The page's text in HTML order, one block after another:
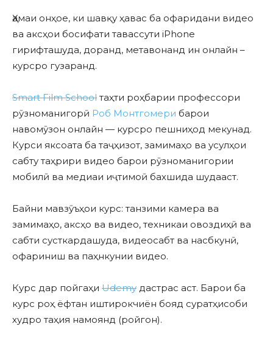
Ҳамаи онҳое, ки шавқу ҳавас ба офаридани видео
ва аксҳои босифати тавассути iPhone
гирифташуда, доранд, метавонанд ин онлайн –
курсро гузаранд.
Smart Film School таҳти роҳбарии профессори
рӯзноманигорӣ Роб Монтгомери барои
навомӯзон онлайн — курсро пешниҳод мекунад.
Курси яксоата ба таҷҳизот, замимаҳо ва усулҳои
сабту таҳрири видео барои рӯзноманигории
мобилӣ ва медиаи иҷтимоӣ бахшида шудааст.
Байни мавзӯъҳои курс: танзими камера ва
замимаҳо, аксҳо ва видео, техникаи овоздиҳӣ ва
сабти сусткардашуда, видеосабт ва насбкунӣ,
офариниш ва паҳнкунии видео.
Курс дар пойгаҳи Udemy дастрас аст. Барои ба
курс роҳ ёфтан иштирокчиён бояд суратҳисоби
худро таҳия намоянд (ройгон).